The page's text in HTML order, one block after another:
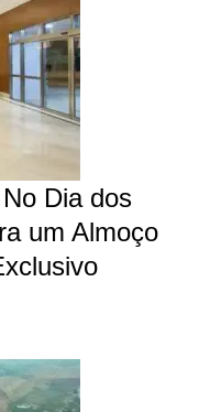
Dia dos
um Almoço